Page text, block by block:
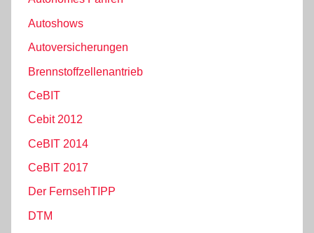
Autoshows
Autoversicherungen
Brennstoffzellenantrieb
CeBIT
Cebit 2012
CeBIT 2014
CeBIT 2017
Der FernsehTIPP
DTM